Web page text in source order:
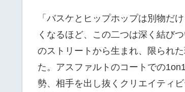
「バスケとヒップホップは別物
くなるほど、この二つは深く結び
のストリートから生まれ、限られ
た。アスファルトのコートでの
勢、相手を出し抜くクリエイティ